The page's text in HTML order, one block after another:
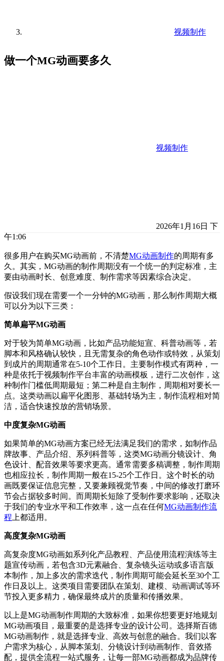
视频制作
做一个MG动画要多久
视频制作
2026年1月16日 下
午1:06
很多用户在购买MG动画前，不清楚MG动画制作的周期有多
久。其实，MG动画的制作周期没有一个统一的判定标准，主
要由动画时长、创意难度、制作需求等因素综合决定。
假设我们现在需要一个一分钟的MG动画，那么制作周期大概
可以分为以下三类：
简单扁平MG动画
对于较为简单MG动画，比如产品功能短宣、科普动画等，若
脚本和风格确认较快，且无需复杂的角色动作或特效，从策划
到成片的周期通常在5-10个工作日。主要制作模式有两种，一
种是依托于视频制作平台丰富的动画模板，进行二次创作，这
种制作门槛低周期最短；第二种是自主制作，周期相对要长一
点。这类动画以扁平化图形、基础转场为主，制作流程相对简
洁，适合快速投放的营销场景。
中度复杂MG动画
如果简单的MG动画方案已经无法满足我们的需求，如制作品
牌故事、产品介绍、系列科普等，这类MG动画分镜设计、角
色设计、配音效果等要求更高。通常需要多稿调整，制作周期
也相应拉长，制作周期一般在15-25个工作日。这个时长的动
画既要保证信息完整，又要兼顾视觉节奏，中间的修改打磨环
节会占据较多时间。而周期长短除了受制作要求影响，还取决
于我们的专业水平和工作效率，这一点在任何MG动画制作流
程上都适用。
高度复杂MG动画
高复杂度MG动画如系列化产品教程、产品使用流程演练等主
题宣传动画，若包含3D元素融合、复杂镜头运动或多语言版
本制作，加上多次的需求迭代，制作周期可能会延长至30个工
作日及以上。这类项目需要团队在策划、建模、动画调试等环
节投入更多精力，确保最终成片的质量和传播效果。
以上是MG动画制作周期的大致标准，如果你想要更好地规划
MG动画项目，最重要的是选择专业的设计公司。选择斯百德
MG动画制作，就是选择专业、高效与创意的融合。我们以客
户需求为核心，从脚本策划、分镜设计到动画制作、音效搭
配，提供全流程一站式服务，让每一部MG动画都成为品牌传